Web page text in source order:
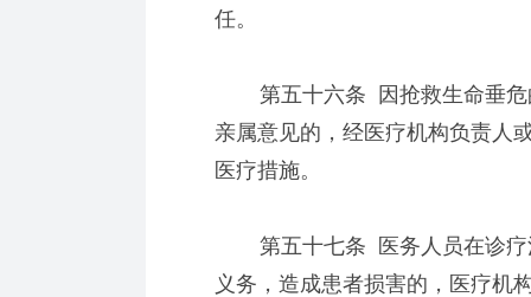
任。
第五十六条 因抢救生命垂危
亲属意见的，经医疗机构负责人
医疗措施。
第五十七条 医务人员在诊疗
义务，造成患者损害的，医疗机